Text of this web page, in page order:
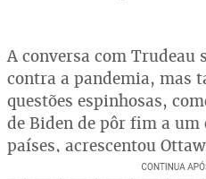
A conversa com Trudeau
contra a pandemia, mas
questões espinhosas,
de Biden de pôr fim a um
países, acrescentou